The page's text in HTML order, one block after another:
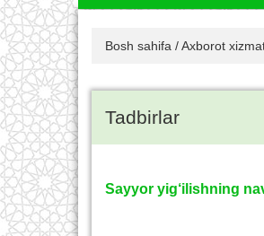
Bosh sahifa /Axborot
Tadbirlar
Sayyor yig‘ilishning